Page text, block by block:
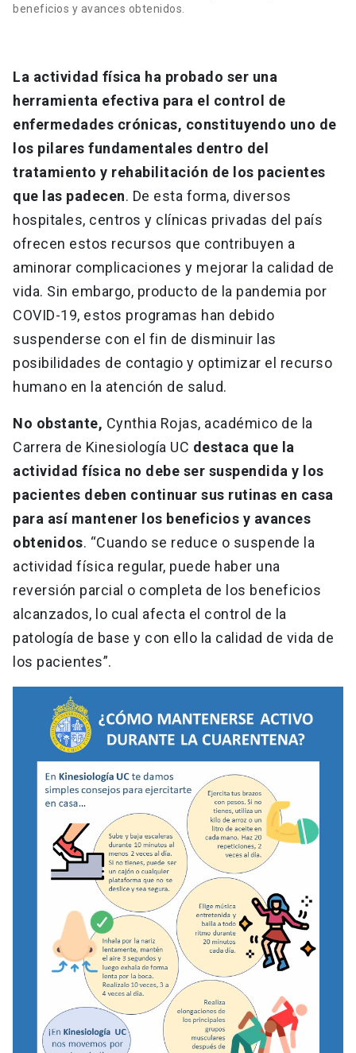
beneficios y avances obtenidos.
La actividad física ha probado ser una
herramienta efectiva para el control de
enfermedades crónicas, constituyendo uno de
los pilares fundamentales dentro del
tratamiento y rehabilitación de los pacientes
que las padecen. De esta forma, diversos
hospitales, centros y clínicas privadas del país
ofrecen estos recursos que contribuyen a
aminorar complicaciones y mejorar la calidad de
vida. Sin embargo, producto de la pandemia por
COVID-19, estos programas han debido
suspenderse con el fin de disminuir las
posibilidades de contagio y optimizar el recurso
humano en la atención de salud.
No obstante, Cynthia Rojas, académico de la
Carrera de Kinesiología UC destaca que la
actividad física no debe ser suspendida y los
pacientes deben continuar sus rutinas en casa
para así mantener los beneficios y avances
obtenidos. “Cuando se reduce o suspende la
actividad física regular, puede haber una
reversión parcial o completa de los beneficios
alcanzados, lo cual afecta el control de la
patología de base y con ello la calidad de vida de
los pacientes”.